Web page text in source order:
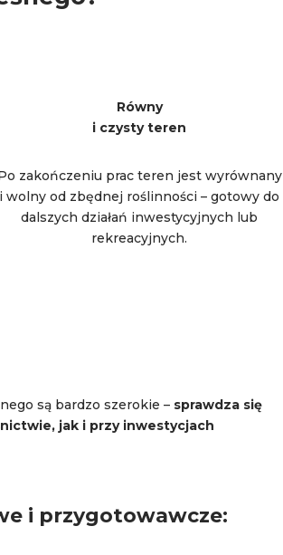
Równy
i czysty teren
zakończeniu prac teren jest wyrównany
i wolny od zbędnej roślinności – gotowy do
dalszych działań inwestycyjnych lub
rekreacyjnych.
są bardzo szerokie – sprawdza się
jak i przy inwestycjach
i przygotowawcze: